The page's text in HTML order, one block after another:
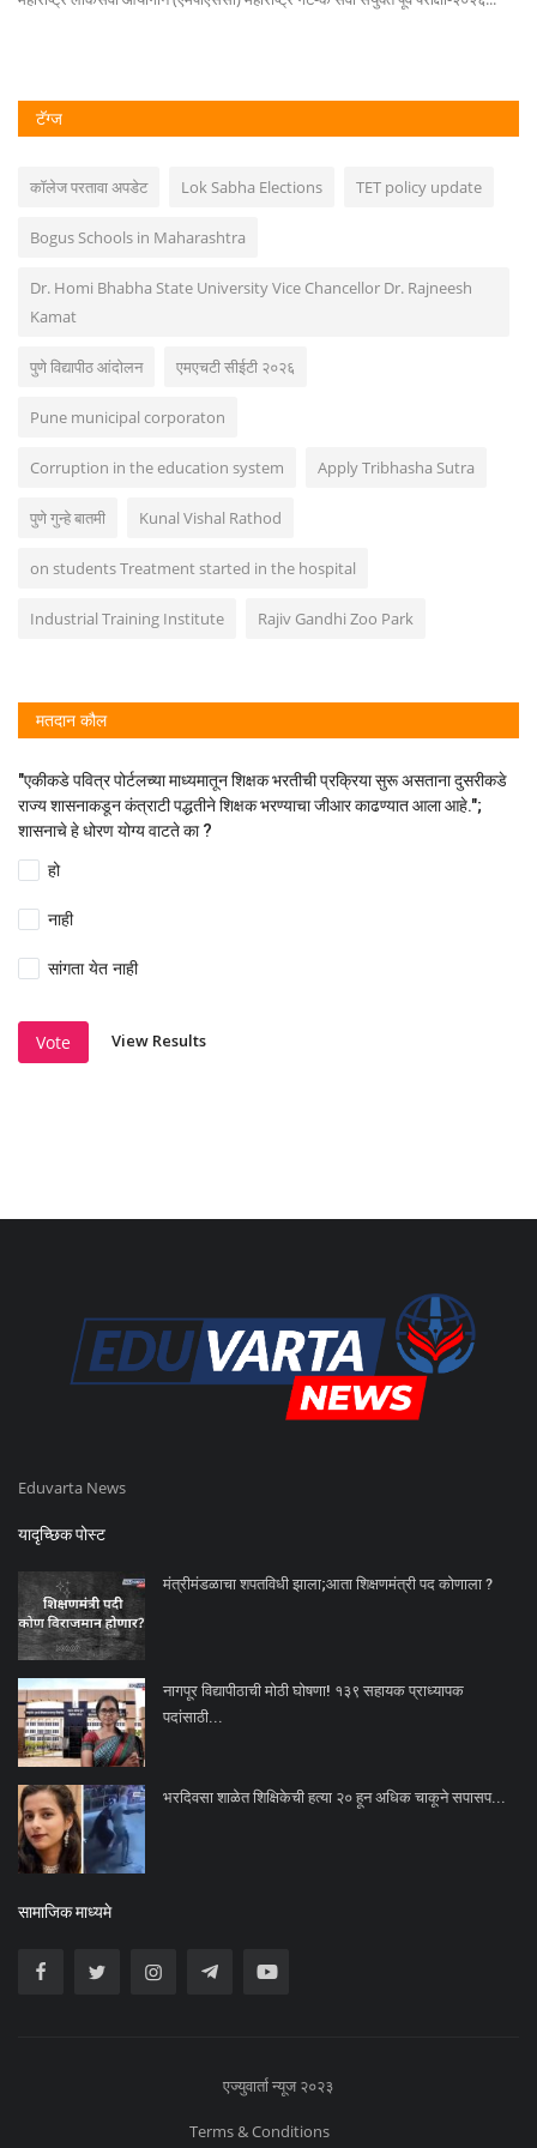
टॅग्ज
कॉलेज परतावा अपडेट Lok Sabha Elections TET policy update
Bogus Schools in Maharashtra
Dr. Homi Bhabha State University Vice Chancellor Dr. Rajneesh
Kamat
पुणे विद्यापीठ आंदोलन एमएचटी सीईटी २०२६
Pune municipal corporaton
Corruption in the education system Apply Tribhasha Sutra
पुणे गुन्हे बातमी Kunal Vishal Rathod
on students Treatment started in the hospital
Industrial Training Institute Rajiv Gandhi Zoo Park
मतदान कौल
"एकीकडे पवित्र पोर्टलच्या माध्यमातून शिक्षक भरतीची प्रक्रिया सुरू असताना दुसरीकडे
राज्य शासनाकडून कंत्राटी पद्धतीने शिक्षक भरण्याचा जीआर काढण्यात आला आहे.";
शासनाचे हे धोरण योग्य वाटते का ?
हो
नाही
सांगता येत नाही
Vote View Results
Eduvarta News
यादृच्छिक पोस्ट
मंत्रीमंडळाचा शपतविधी झाला;आता शिक्षणमंत्री पद कोणाला ?
नागपूर विद्यापीठाची मोठी घोषणा! १३९ सहायक प्राध्यापक
पदांसाठी...
भरदिवसा शाळेत शिक्षिकेची हत्या २० हून अधिक चाकूने सपासप...
सामाजिक माध्यमे
एज्युवार्ता न्यूज २०२३
Terms & Conditions